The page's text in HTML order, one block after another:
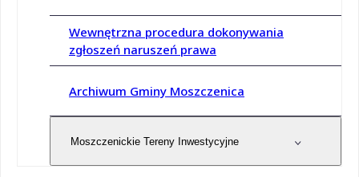
Wewnętrzna procedura dokonywania
zgłoszeń naruszeń prawa
Archiwum Gminy Moszczenica
Moszczenickie Tereny Inwestycyjne